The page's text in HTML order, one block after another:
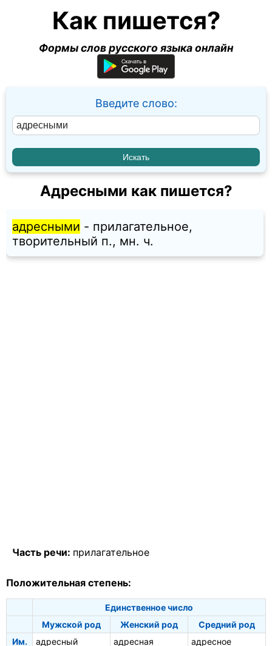
Как пишется?
Формы слов русского языка онлайн
Введите слово:
Адресными как пишется?
адресными - прилагательное,
творительный п., мн. ч.
Часть речи: прилагательное
Положительная степень:
Единственное число
Мужской род
Женский род
Средний род
Им.
адресный адресная
адресное